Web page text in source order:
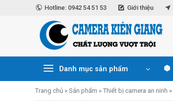
Hotline: 0942 54 51 53 Giới thiệu
Danh mục sản phẩm
Trang chủ » Sản phẩm » Thiết bị camera an ninh »